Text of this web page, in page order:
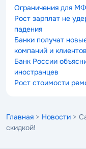
Ограничения для
Рост зарплат не
падения
Банки получат
компаний и клиентов
Банк России
иностранцев
Рост стоимости
Главная > Новости >
скидкой!